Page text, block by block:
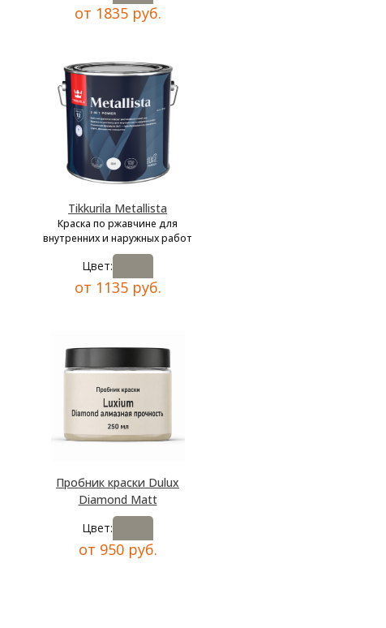
от 1835 руб.
Tikkurila Metallista
Краска по ржавчине для
внутренних и наружных работ
Цвет:
от 1135 руб.
Пробник краски Dulux
Diamond Matt
Цвет:
от 950 руб.